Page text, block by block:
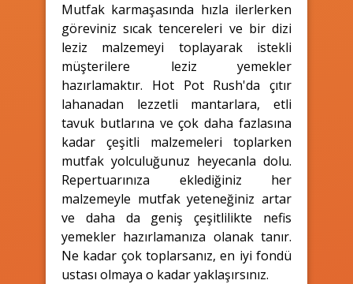
Mutfak karmaşasında hızla ilerlerken
göreviniz sıcak tencereleri ve bir dizi
leziz malzemeyi toplayarak istekli
müşterilere leziz yemekler
hazırlamaktır. Hot Pot Rush'da çıtır
lahanadan lezzetli mantarlara, etli
tavuk butlarına ve çok daha fazlasına
kadar çeşitli malzemeleri toplarken
mutfak yolculuğunuz heyecanla dolu.
Repertuarınıza eklediğiniz her
malzemeyle mutfak yeteneğiniz artar
ve daha da geniş çeşitlilikte nefis
yemekler hazırlamanıza olanak tanır.
Ne kadar çok toplarsanız, en iyi fondü
ustası olmaya o kadar yaklaşırsınız.